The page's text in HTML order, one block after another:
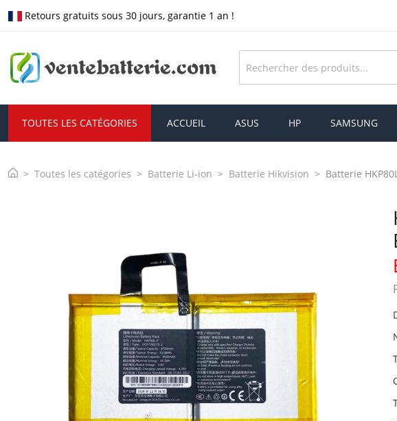
Retours gratuits sous 30 jours, garantie 1 an !
TOUTES LES CATÉGORIES ACCUEIL ASUS HP SAMSUNG
Toutes les catégories Batterie Li-ion Batterie Hikvision Batterie